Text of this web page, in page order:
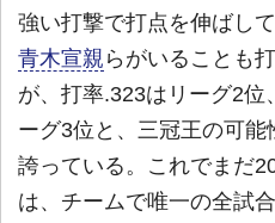
強い打撃で打点を伸ばし
青木宣親 らがいることも
が、打率.323はリーグ2位
ーグ3位と、三冠王の可
誇っている。これでまだ
は、チームで唯一の全試